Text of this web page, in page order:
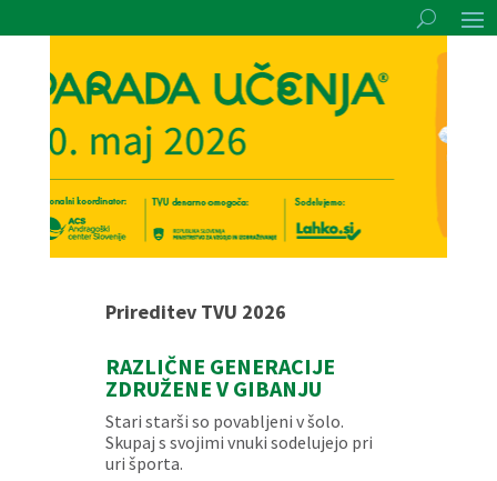
Prireditev TVU 2026
RAZLIČNE GENERACIJE
ZDRUŽENE V GIBANJU
Stari starši so povabljeni v šolo.
Skupaj s svojimi vnuki sodelujejo pri
uri športa.